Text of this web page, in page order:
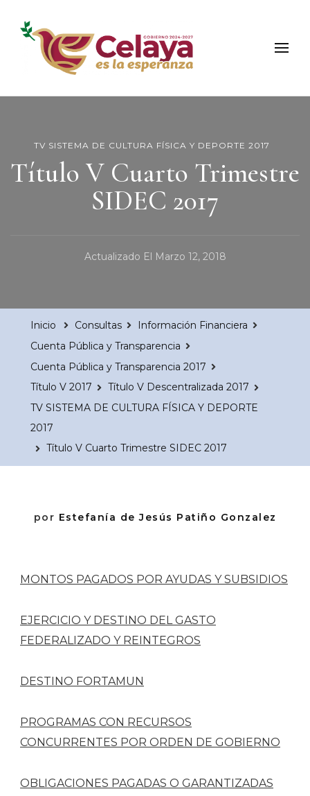
Municipio de Celaya
Portal Oficial del Municipio de Celaya
TV SISTEMA DE CULTURA FÍSICA Y DEPORTE 2017
Título V Cuarto Trimestre
SIDEC 2017
Actualizado El Marzo 12, 2018
Inicio Consultas
Información Financiera
Cuenta Pública y Transparencia
Cuenta Pública y Transparencia 2017
Título V 2017
Título V Descentralizada 2017
TV SISTEMA DE CULTURA FÍSICA Y DEPORTE
2017
Título V Cuarto Trimestre SIDEC 2017
por Estefanía de Jesús Patiño Gonzalez
MONTOS PAGADOS POR AYUDAS Y SUBSIDIOS
EJERCICIO Y DESTINO DEL GASTO
FEDERALIZADO Y REINTEGROS
DESTINO FORTAMUN
PROGRAMAS CON RECURSOS
CONCURRENTES POR ORDEN DE GOBIERNO
OBLIGACIONES PAGADAS O GARANTIZADAS